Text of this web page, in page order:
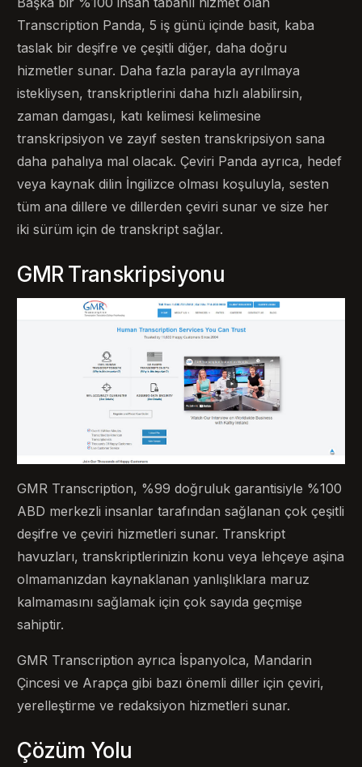
Transcription Panda, 5 iş günü içinde basit, kaba
taslak bir deşifre ve çeşitli diğer, daha doğru
hizmetler sunar. Daha fazla parayla ayrılmaya
istekliysen, transkriptlerini daha hızlı alabilirsin,
zaman damgası, katı kelimesi kelimesine
transkripsiyon ve zayıf sesten transkripsiyon sana
daha pahalıya mal olacak. Çeviri Panda ayrıca, hedef
veya kaynak dilin İngilizce olması koşuluyla, sesten
tüm ana dillere ve dillerden çeviri sunar ve size her
iki sürüm için de transkript sağlar.
GMR Transkripsiyonu
GMR Transcription, %99 doğruluk garantisiyle %100
ABD merkezli insanlar tarafından sağlanan çok çeşitli
deşifre ve çeviri hizmetleri sunar. Transkript
havuzları, transkriptlerinizin konu veya lehçeye aşina
olmamanızdan kaynaklanan yanlışlıklara maruz
kalmamasını sağlamak için çok sayıda geçmişe
sahiptir.
GMR Transcription ayrıca İspanyolca, Mandarin
Çincesi ve Arapça gibi bazı önemli diller için çeviri,
yerelleştirme ve redaksiyon hizmetleri sunar.
Çözüm Yolu